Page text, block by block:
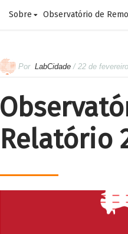
Sobre Observatório de
Por LabCidade / 22 de
Relatório